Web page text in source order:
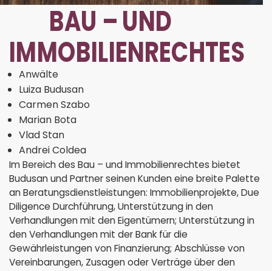
BAU – UND
IMMOBILIENRECHTES
Anwälte
Luiza Budusan
Carmen Szabo
Marian Bota
Vlad Stan
Andrei Coldea
Im Bereich des Bau – und Immobilienrechtes bietet
Budusan und Partner seinen Kunden eine breite Palette
an Beratungsdienstleistungen: Immobilienprojekte, Due
Diligence Durchführung, Unterstützung in den
Verhandlungen mit den Eigentümern; Unterstützung in
den Verhandlungen mit der Bank für die
Gewährleistungen von Finanzierung; Abschlüsse von
Vereinbarungen, Zusagen oder Verträge über den